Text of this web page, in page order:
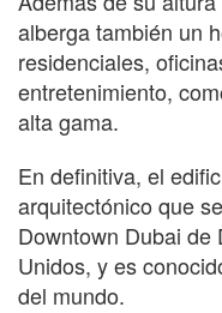
alberga también un
residenciales,
entretenimiento,
alta gama.
En definitiva, el
arquitectónico que
Downtown Dubai de
Unidos, y es
del mundo.